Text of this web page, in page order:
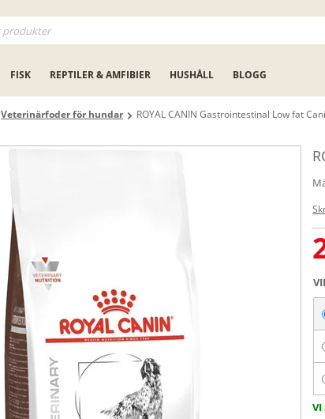
FISK REPTILER & AMFIBIER HUSHÅLL BLOGG
Veterinärfoder för hundar ROYAL CANIN Gastrointestinal Low fat
VI